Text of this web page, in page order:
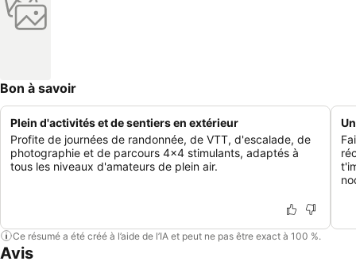
Bon à savoir
Plein d'activités et de sentiers en extérieur
Profite de journées de randonnée, de VTT, d'escalade, de
photographie et de parcours 4x4 stimulants, adaptés à
tous les niveaux d'amateurs de plein air.
Ce résumé a été créé à l’aide de l’IA et peut ne pas être exact à 100 %.
Avis